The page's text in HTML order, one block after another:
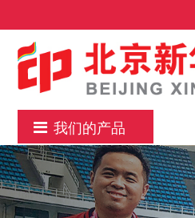
我们的产品